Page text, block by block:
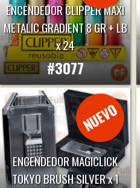
ENCENDEDOR CLIPPER MAXI
METALIC GRADIENT 8 GR + LB
x 24
#3077
ENCENDEDOR MAGICLICK
TOKYO BRUSH SILVER x 1